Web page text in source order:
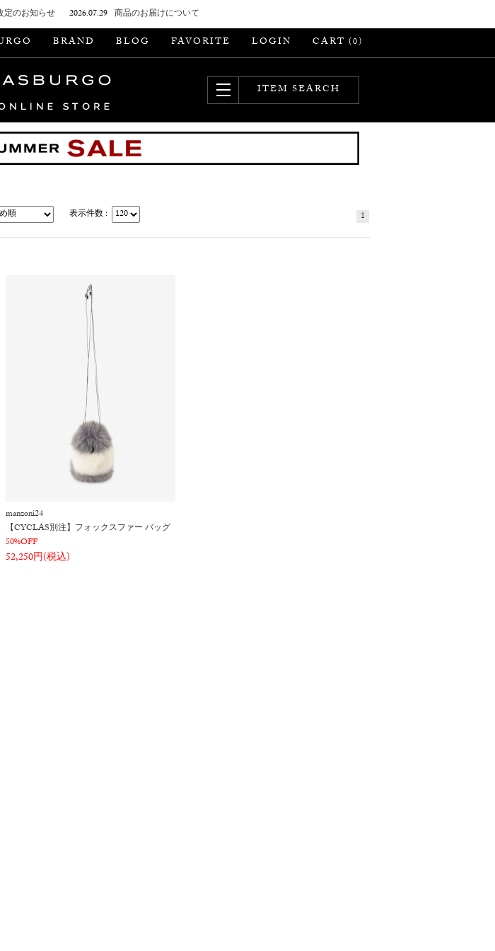
定のお知らせ 2026.07.29 商品のお届けについて
BRAND BLOG FAVORITE LOGIN CART (0)
ITEM SEARCH
表示件数 : 1
manzoni24
【CYCLAS別注】フォックスファー バッグ
50%OFF
52,250円(税込)